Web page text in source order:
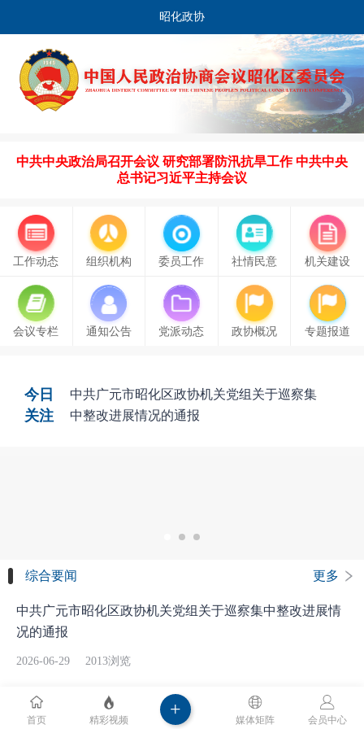
昭化政协
中共中央政治局召开会议 研究部署防汛抗旱工作 中共中央
总书记习近平主持会议
工作动态 组织机构 委员工作 社情民意 机关建设
会议专栏 通知公告 党派动态 政协概况 专题报道
今日
关注
中共广元市昭化区政协机关党组关于巡察集
中整改进展情况的通报
综合要闻 更多
中共广元市昭化区政协机关党组关于巡察集中整改进展情
况的通报
2026-06-29 2013浏览
青牛镇苏山村人居环境优化
首页 精彩视频 + 媒体矩阵 会员中心